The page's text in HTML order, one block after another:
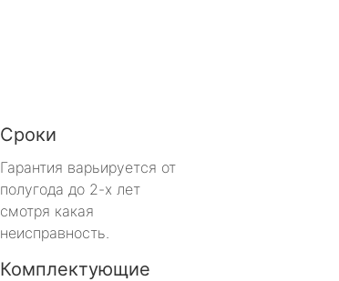
Сроки
Гарантия варьируется от
полугода до 2-х лет
смотря какая
неисправность.
Комплектующие